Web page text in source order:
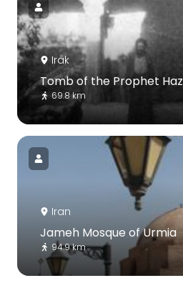
Irak
Tomb of the Prophet
69.8 km
Iran
Jameh Mosque of Urmia
94.9 km